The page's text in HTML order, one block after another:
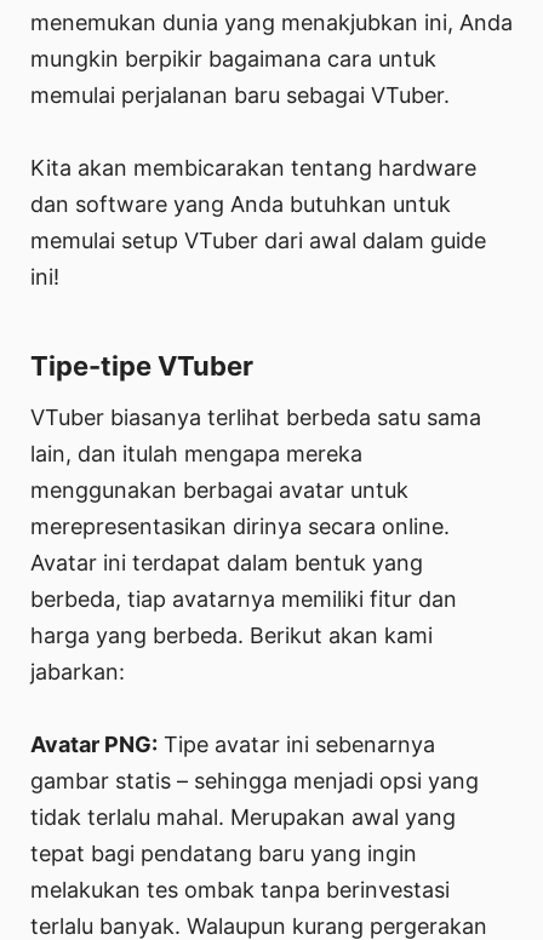
menemukan dunia yang menakjubkan ini, Anda
mungkin berpikir bagaimana cara untuk
memulai perjalanan baru sebagai VTuber.
Kita akan membicarakan tentang hardware
dan software yang Anda butuhkan untuk
memulai setup VTuber dari awal dalam guide
ini!
Tipe-tipe VTuber
VTuber biasanya terlihat berbeda satu sama
lain, dan itulah mengapa mereka
menggunakan berbagai avatar untuk
merepresentasikan dirinya secara online.
Avatar ini terdapat dalam bentuk yang
berbeda, tiap avatarnya memiliki fitur dan
harga yang berbeda. Berikut akan kami
jabarkan:
Avatar PNG: Tipe avatar ini sebenarnya
gambar statis – sehingga menjadi opsi yang
tidak terlalu mahal. Merupakan awal yang
tepat bagi pendatang baru yang ingin
melakukan tes ombak tanpa berinvestasi
terlalu banyak. Walaupun kurang pergerakan